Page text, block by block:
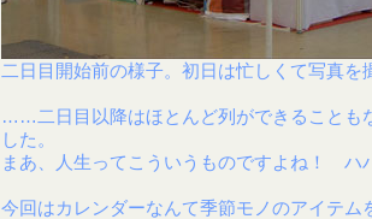
二日目開始前の様子。初日は忙しくて写真
……二日目以降はほとんど列ができることも
した。
まあ、人生ってこういうものですよね！ ハ
今回はカレンダーなんて季節モノのアイテム